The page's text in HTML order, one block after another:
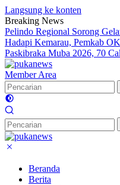
Langsung ke konten
Breaking News
Pelindo Regional Sorong
Hadapi Kemarau, Pemkab
Paskibraka Muba 2026, 70
Member Area
Beranda
Berita